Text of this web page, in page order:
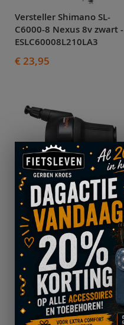
Versteller Shimano SL-
C6000-8 Nexus 8v zwart -
ESLC60008L210LA3
€ 23,95
Versteller Shimano SL-
C7000-5 Nexus 5v -
ESLC70005L210LA
€ 21,95